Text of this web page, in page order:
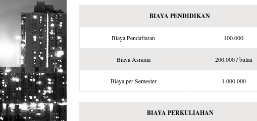
BIAYA PENDIDIKAN
Biaya Pendaftaran 100.000
Biaya Asrama 200.000 / bulan
Biaya per Semester 1.000.000
BIAYA PERKULIAHAN